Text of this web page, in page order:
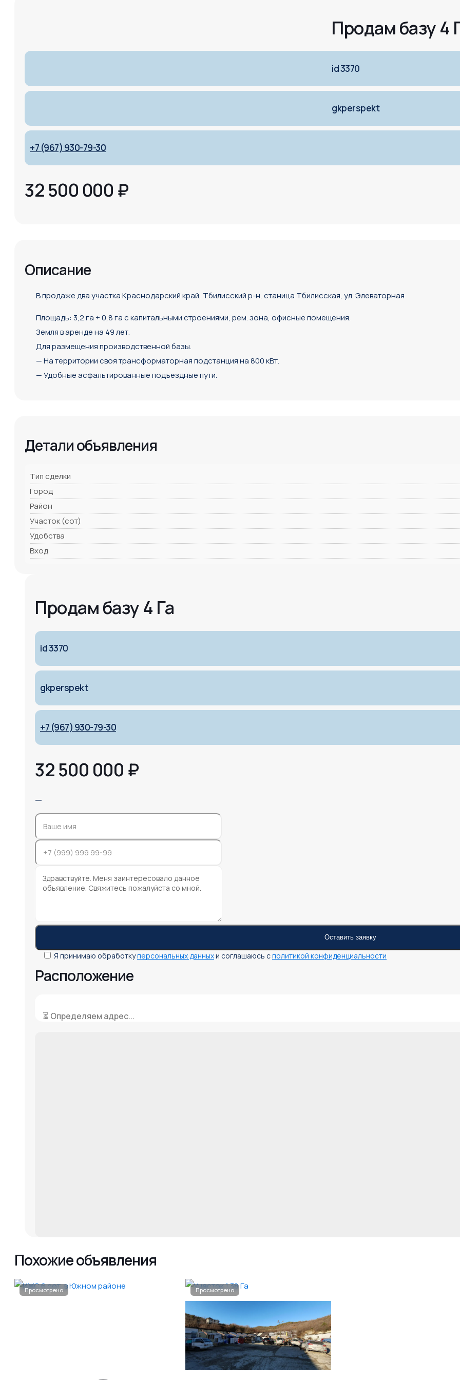
Продам базу 4
id 3370
gkperspekt
+7 (967) 930-79-30
32 500 000 ₽
Описание
В продаже два участка Краснодарский край, Тбилисский р-н, станица Тбилисская, ул. Элеваторная
Площадь: 3,2 га + 0,8 га с капитальными строениями, рем. зона, офисные помещения.
Земля в аренде на 49 лет.
Для размещения производственной базы.
— На территории своя трансформаторная подстанция на 800 кВт.
— Удобные асфальтированные подъездные пути.
Детали объявления
Тип сделки
Город
Район
Участок (сот)
Удобства
Вход
Продам базу 4 Га
id 3370
gkperspekt
+7 (967) 930-79-30
32 500 000 ₽
—
Я принимаю обработкуперсональных данныхи соглашаюсь сполитикой конфиденциальности
Расположение
⏳ Определяем адрес...
Похожие объявления